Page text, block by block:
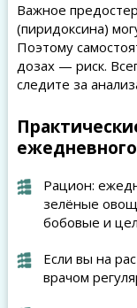
Важное
(пиридоксина)
Поэтому
дозах — риск.
следите за
Рацион:
зелёные
бобовые и
Если вы на
врачом